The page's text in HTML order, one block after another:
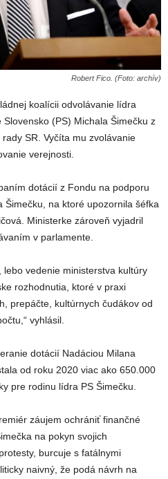
Robert Fico. (Foto: archív)
koalícii odvolávanie lídra
(PS) Michala Šimečku z
SR. Vyčíta mu zvolávanie
verejnosti.
dotácií z Fondu na podporu
Šimečku, na ktoré upozornila šéfka
Ministerke zároveň vyjadril
v parlamente.
lebo vedenie ministerstva kultúry
rozhodnutia, ktoré v praxi
prepáčte, kultúrnych čudákov od
vyhlásil.
dotácií Nadáciou Milana
od roku 2020 viac ako 650.000
pre rodinu lídra PS Šimečku.
záujem ochrániť finančné
na pokyn svojich
burcuje s fatálnymi
naivný, že podá návrh na